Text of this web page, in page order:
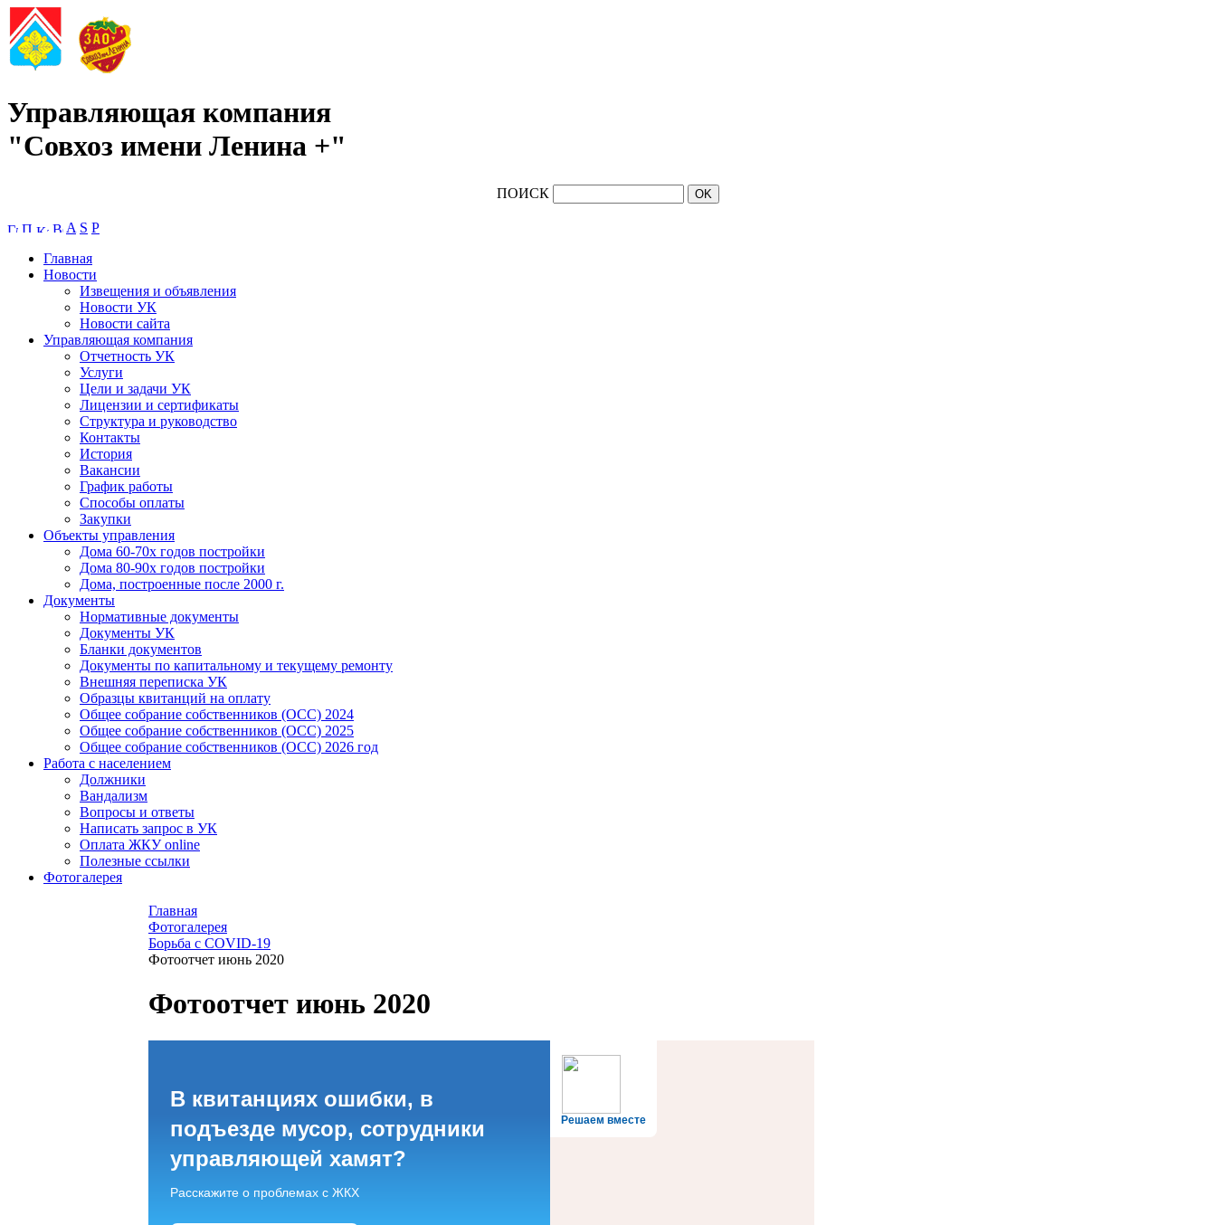
Управляющая компания
"Совхоз имени Ленина +"
ПОИСК
A S P
Главная
Новости
Извещения и объявления
Новости УК
Новости сайта
Управляющая компания
Отчетность УК
Услуги
Цели и задачи УК
Лицензии и сертификаты
Структура и руководство
Контакты
История
Вакансии
График работы
Способы оплаты
Закупки
Объекты управления
Дома 60-70х годов постройки
Дома 80-90х годов постройки
Дома, построенные после 2000 г.
Документы
Нормативные документы
Документы УК
Бланки документов
Документы по капитальному и текущему ремонту
Внешняя переписка УК
Образцы квитанций на оплату
Общее собрание собственников (ОСС) 2024
Общее собрание собственников (ОСС) 2025
Общее собрание собственников (ОСС) 2026 год
Работа с населением
Должники
Вандализм
Вопросы и ответы
Написать запрос в УК
Оплата ЖКУ online
Полезные ссылки
Фотогалерея
Главная
Фотогалерея
Борьба с COVID-19
Фотоотчет июнь 2020
Фотоотчет июнь 2020
Решаем вместе
В квитанциях ошибки, в
подъезде мусор, сотрудники
управляющей хамят?
Расскажите о проблемах с ЖКХ